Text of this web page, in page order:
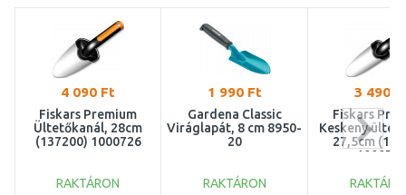
4 090 Ft
Fiskars Premium
Ültetőkanál, 28cm
(137200) 1000726
RAKTÁRON
1 990 Ft
Gardena Classic
Viráglapát, 8 cm 8950-
20
RAKTÁRON
3 490
Fiskars
Keskeny
27,5cm
1000727